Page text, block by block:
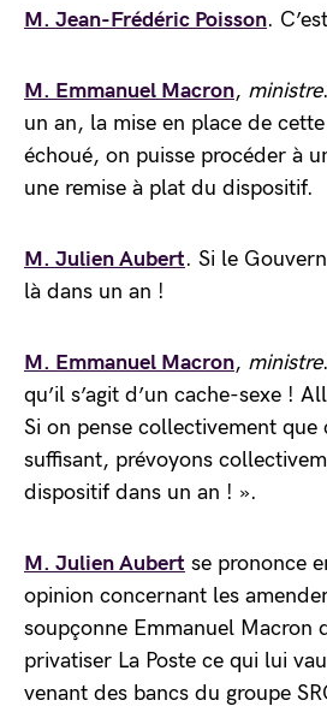
M. Jean-Frédéric Poisson.
M. Emmanuel Macron, ministre
un an, la mise en place de
échoué, on puisse procéder à
une remise à plat du dispositif.
M. Julien Aubert. Si le
là dans un an !
M. Emmanuel Macron, ministre
qu’il s’agit d’un cache-sexe !
Si on pense collectivement que
suffisant, prévoyons
dispositif dans un an ! ».
M. Julien Aubert se prononce
opinion concernant les
soupçonne Emmanuel Macron
privatiser La Poste ce qui lui
venant des bancs du groupe